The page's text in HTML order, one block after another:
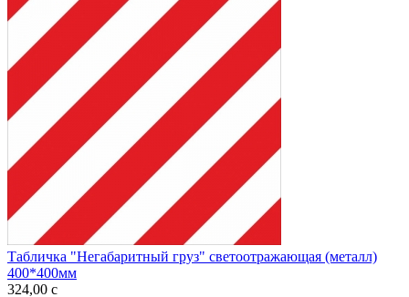
Табличка "Негабаритный груз" светоотражающая (металл)
400*400мм
324,00 c